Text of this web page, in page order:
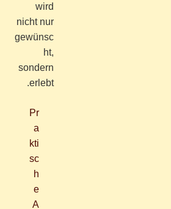
wird
nicht nur
gewünsc
ht,
sondern
erlebt.
Pr
a
kti
sc
h
e
A